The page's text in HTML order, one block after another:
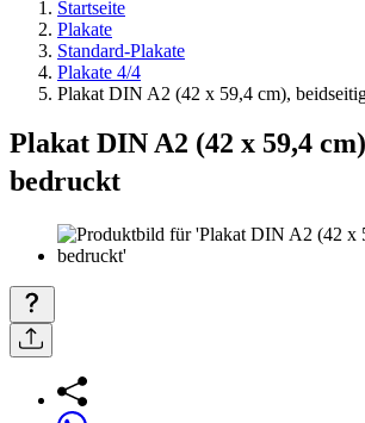
Startseite
Plakate
Standard-Plakate
Plakate 4/4
Plakat DIN A2 (42 x 59,4 cm),
Plakat DIN A2 (42 x 59,4
bedruckt